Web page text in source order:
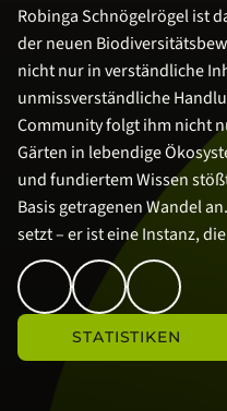
Robinga Schnögelrögel ist
der neuen
nicht nur in verständliche
unmissverständliche
Community folgt ihm nicht
Gärten in lebendige
und fundiertem Wissen
Basis getragenen Wandel
setzt – er ist eine Instanz,
STATISTIKEN